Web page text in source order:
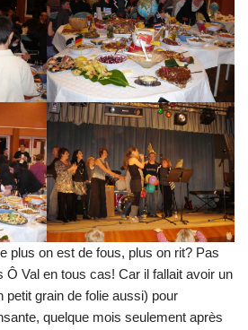
plus on est de fous, plus on rit? Pas
Ô Val en tous cas! Car il fallait avoir un
petit grain de folie aussi) pour
quelque mois seulement après